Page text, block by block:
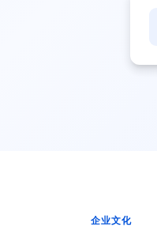
企业文化